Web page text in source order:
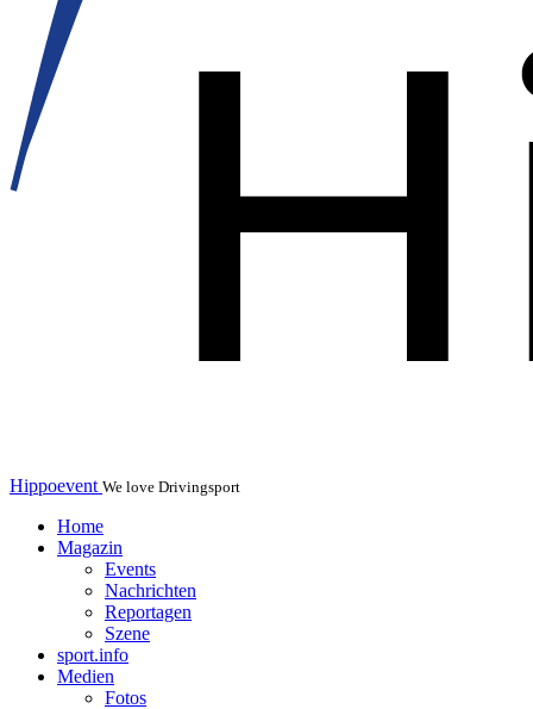
Hippoevent We love Drivingsport
Home
Magazin
Events
Nachrichten
Reportagen
Szene
sport.info
Medien
Fotos